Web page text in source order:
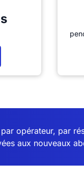
opérateur, par
aux nouveaux